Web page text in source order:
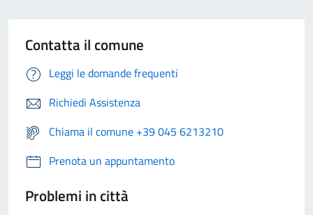
Contatta il comune
Leggi le domande frequenti
Richiedi Assistenza
Chiama il comune +39 045 6213210
Prenota un appuntamento
Problemi in città